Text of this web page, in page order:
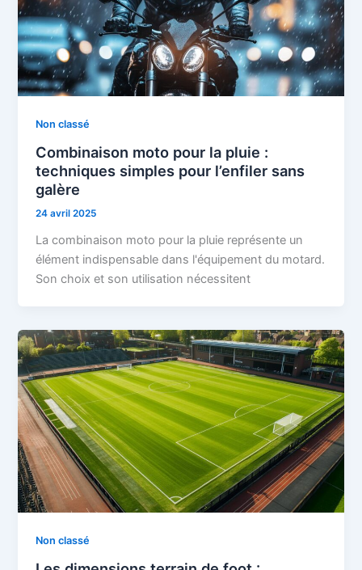
Non classé
Combinaison moto pour la pluie :
techniques simples pour l’enfiler sans
galère
24 avril 2025
La combinaison moto pour la pluie représente un
élément indispensable dans l'équipement du motard.
Son choix et son utilisation nécessitent
Non classé